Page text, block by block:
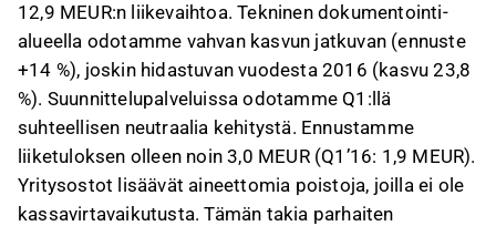
12,9 MEUR:n liikevaihtoa. Tekninen dokumentointi-
alueella odotamme vahvan kasvun jatkuvan (ennuste
+14 %), joskin hidastuvan vuodesta 2016 (kasvu 23,8
%). Suunnittelupalveluissa odotamme Q1:llä
suhteellisen neutraalia kehitystä. Ennustamme
liiketuloksen olleen noin 3,0 MEUR (Q1’16: 1,9 MEUR).
Yritysostot lisäävät aineettomia poistoja, joilla ei ole
kassavirtavaikutusta. Tämän takia parhaiten